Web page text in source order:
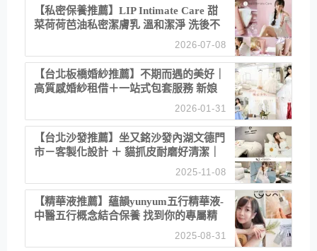
【私密保養推薦】LIP Intimate Care 甜
菜荷荷芭油私密潔膚乳 溫和潔淨 洗後不
2026-07-08
【台北板橋婚紗推薦】不期而遇的美好｜
高質感婚紗租借＋一站式包套服務 新娘
2026-01-31
【台北沙發推薦】坐又銘沙發內湖文德門
市－客製化設計 ＋ 貓抓皮耐磨好清潔｜
直營直銷、價格透明 高CP值打造夢想
居家風格
2025-11-08
【精華液推薦】蘊韻yunyum五行精華液-
中醫五行概念結合保養 找到你的專屬精
華！ 水㊀土㊀就選「潤・賦精華」維持
肌膚剛剛好的平衡
2025-08-31